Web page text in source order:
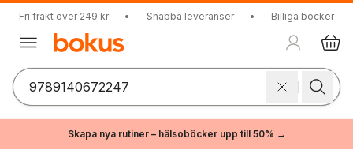
Fri frakt över 249 kr • Snabba leveranser • Billiga böcker
Skapa nya rutiner – hälsoböcker upp till 50% →